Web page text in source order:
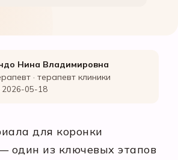
Нина Владимировна
· терапевт клиники
2026-05-18
для коронки
один из ключевых этапов